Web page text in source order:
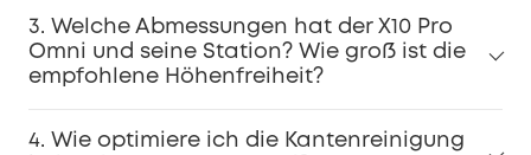
3. Welche Abmessungen hat der X10 Pro
Omni und seine Station? Wie groß ist die
empfohlene Höhenfreiheit?
4. Wie optimiere ich die Kantenreinigung